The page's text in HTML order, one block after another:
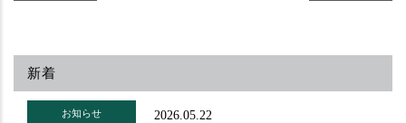
新着
お知らせ 2026.05.22